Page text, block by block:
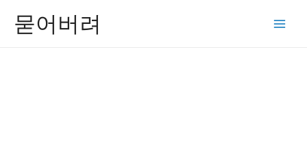
묻어버려